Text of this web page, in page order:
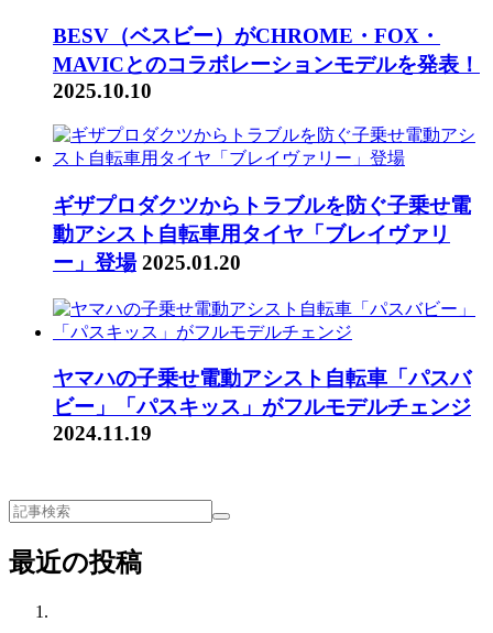
BESV（ベスビー）がCHROME・FOX・
MAVICとのコラボレーションモデルを発表！
2025.10.10
ギザプロダクツからトラブルを防ぐ子乗せ電
動アシスト自転車用タイヤ「ブレイヴァリ
ー」登場 2025.01.20
ヤマハの子乗せ電動アシスト自転車「パスバ
ビー」「パスキッス」がフルモデルチェンジ
2024.11.19
最近の投稿